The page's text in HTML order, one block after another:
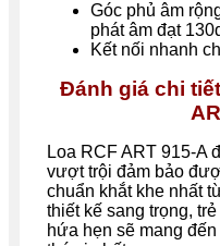
Góc phủ âm
phát âm đạt
Kết nối nhanh
Đánh giá chi
Loa RCF ART 915-A
vượt trội đảm bảo
chuẩn khắt khe nhất
thiết kế sang trọng,
hứa hẹn sẽ mang